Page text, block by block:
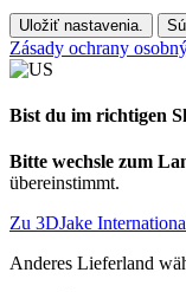
Uložiť nastavenia.
Zásady ochrany
Bist du im richtigen
Bitte wechsle zum
übereinstimmt.
Zu 3DJake
Anderes Lieferland